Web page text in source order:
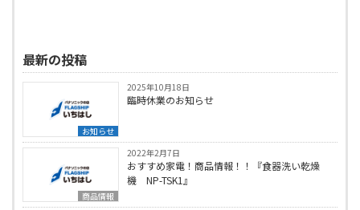
最新の投稿
お知らせ
2025年10月18日
臨時休業のお知らせ
商品情報
2022年2月7日
おすすめ家電！商品情報！！『食器洗い乾燥
機 NP-TSK1』